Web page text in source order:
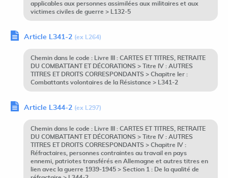
applicables aux personnes assimilées aux militaires et aux
victimes civiles de guerre > L132-5
Article L341-2 (ex L264)
Chemin dans le code : Livre III : CARTES ET TITRES, RETRAITE
DU COMBATTANT ET DÉCORATIONS > Titre IV : AUTRES
TITRES ET DROITS CORRESPONDANTS > Chapitre Ier :
Combattants volontaires de la Résistance > L341-2
Article L344-2 (ex L297)
Chemin dans le code : Livre III : CARTES ET TITRES, RETRAITE
DU COMBATTANT ET DÉCORATIONS > Titre IV : AUTRES
TITRES ET DROITS CORRESPONDANTS > Chapitre IV :
Réfractaires, personnes contraintes au travail en pays
ennemi, patriotes transférés en Allemagne et autres titres en
lien avec la guerre 1939-1945 > Section 1 : De la qualité de